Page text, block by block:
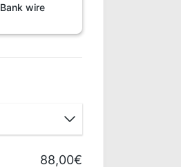
Bank wire
88,00€